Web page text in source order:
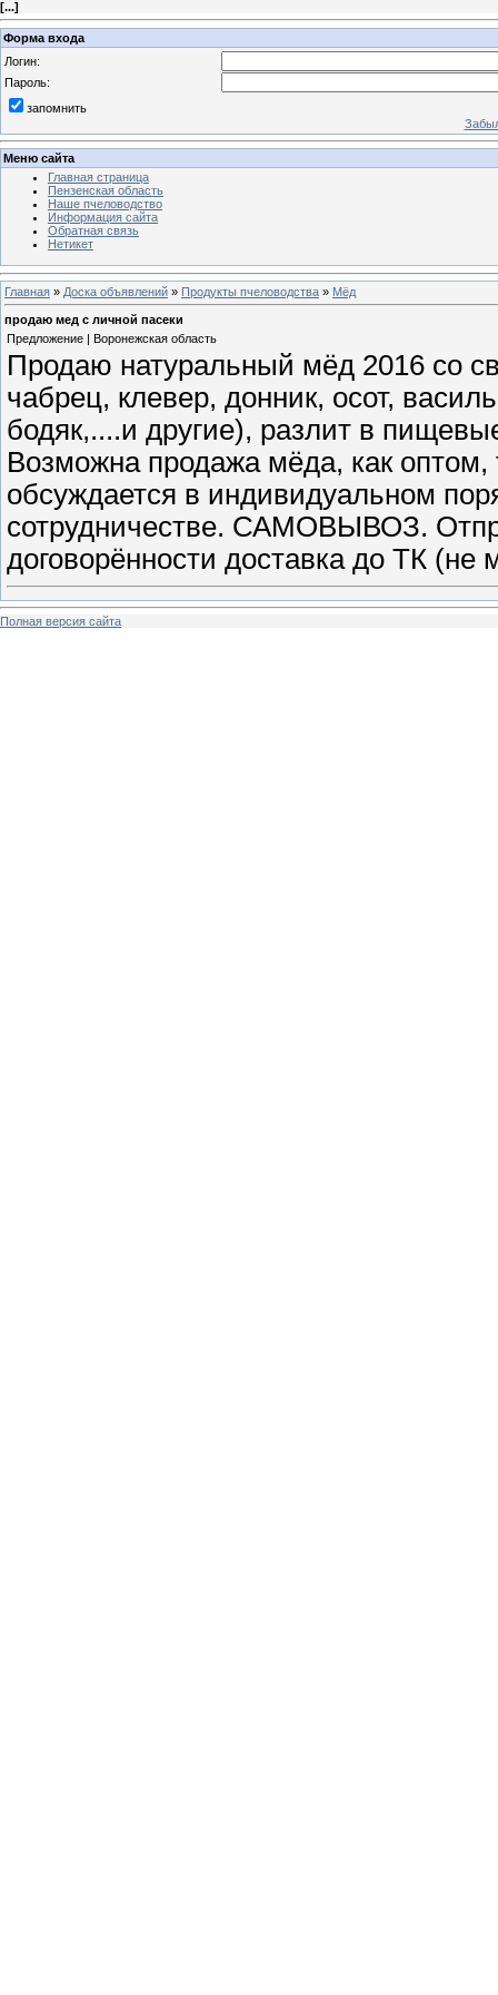
[...]
Форма входа
Логин:
Пароль:
запомнить
Меню сайта
Главная страница
Пензенская область
Наше пчеловодство
Информация сайта
Обратная связь
Нетикет
Главная » Доска объявлений » Продукты пчеловодства » Мёд
продаю мед с личной пасеки
Предложение | Воронежская область
Продаю натуральный мёд 2016 со
чабрец, клевер, донник, осот,
бодяк,....и другие), разлит в
Возможна продажа мёда, как оптом,
обсуждается в индивидуальном
сотрудничестве. САМОВЫВОЗ.
договорённости доставка до ТК (не
Полная версия сайта